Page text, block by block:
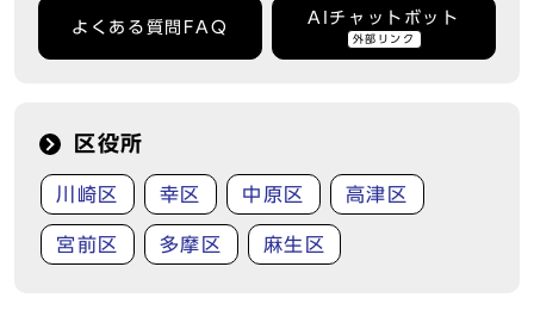
よくある質問FAQ
AIチャットボット
外部リンク
区役所
川崎区 幸区 中原区 高津区
宮前区 多摩区 麻生区